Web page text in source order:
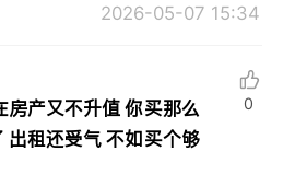
2026-05-07 15:34
房产又不升值 你买那么
出租还受气 不如买个够
0